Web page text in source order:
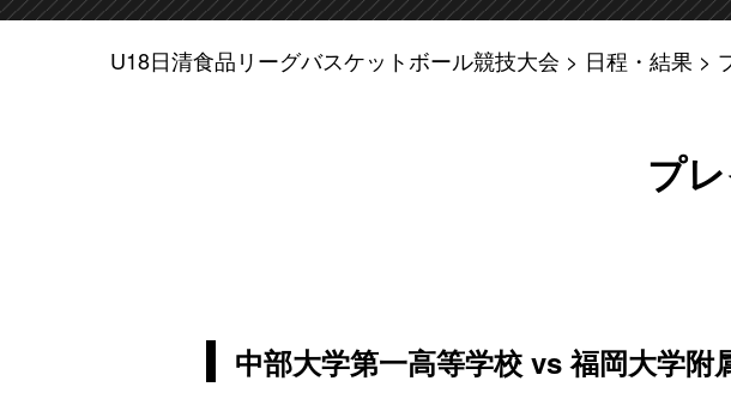
U18日清食品リーグバスケットボール競技大会 日程・結果
プ
中部大学第一高等学校 vs 福岡大学附